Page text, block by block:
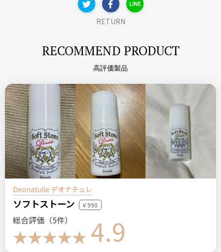
LINE
RETURN
RECOMMEND PRODUCT
高評価製品
Deonatulle デオナチュレ
ソフトストーン ￥990
総合評価（5件） 4.9